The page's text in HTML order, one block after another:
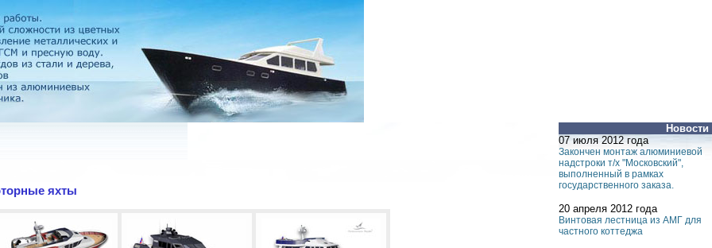
Новости
07 июля 2012 года
Закончен монтаж алюминиевой
надстроки т/х "Московский",
выполненный в рамках
государственного заказа.
20 апреля 2012 года
Винтовая лестница из АМГ для
частного коттеджа
яхты